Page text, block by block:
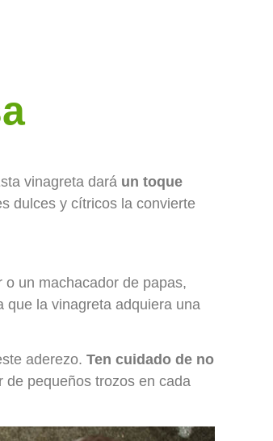
vinagreta dará un toque
dulces y cítricos la convierte
un machacador de papas,
que la vinagreta adquiera una
aderezo. Ten cuidado de no
de pequeños trozos en cada